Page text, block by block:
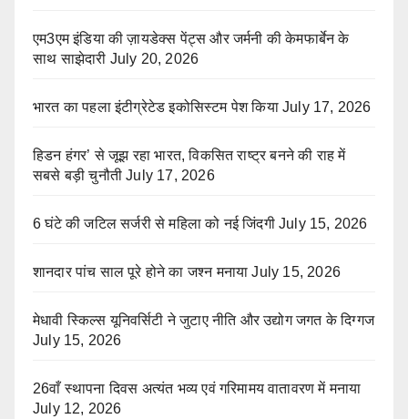
एम3एम इंडिया की ज़ायडेक्स पेंट्स और जर्मनी की केमफार्बेन के
साथ साझेदारी July 20, 2026
भारत का पहला इंटीग्रेटेड इकोसिस्टम पेश किया July 17, 2026
हिडन हंगर’ से जूझ रहा भारत, विकसित राष्ट्र बनने की राह में
सबसे बड़ी चुनौती July 17, 2026
6 घंटे की जटिल सर्जरी से महिला को नई जिंदगी July 15, 2026
शानदार पांच साल पूरे होने का जश्न मनाया July 15, 2026
मेधावी स्किल्स यूनिवर्सिटी ने जुटाए नीति और उद्योग जगत के दिग्गज
July 15, 2026
26वाँ स्थापना दिवस अत्यंत भव्य एवं गरिमामय वातावरण में मनाया
July 12, 2026